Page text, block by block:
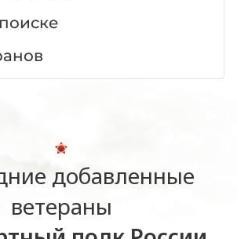
добавленные
ветераны